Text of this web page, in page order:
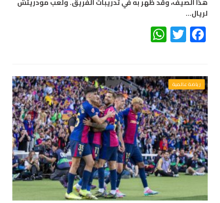
هذا الصيف، وقد ظهر به في تدريبات الفريق. ولعب مودريتش
لريال…
Facebook
Twitter
رياضة عالمية